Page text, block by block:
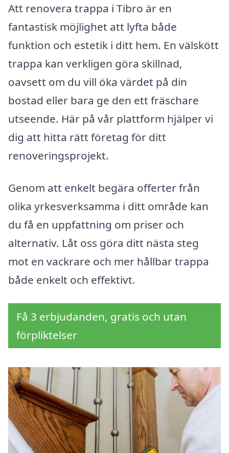
Att renovera trappa i Tibro är en
fantastisk möjlighet att lyfta både
funktion och estetik i ditt hem. En välskött
trappa kan verkligen göra skillnad,
oavsett om du vill öka värdet på din
bostad eller bara ge den ett fräschare
utseende. Här på vår plattform hjälper vi
dig att hitta rätt företag för ditt
renoveringsprojekt.
Genom att enkelt begära offerter från
olika yrkesverksamma i ditt område kan
du få en uppfattning om priser och
alternativ. Låt oss göra ditt nästa steg
mot en vackrare och mer hållbar trappa
både enkelt och effektivt.
Få 3 erbjudanden, gratis och utan
förpliktelser